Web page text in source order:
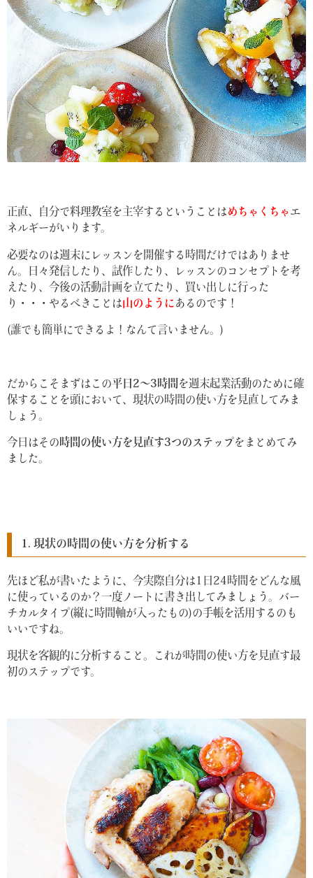
正直、自分で料理教室を主宰するということはめちゃくちゃエ
ネルギーがいります。
必要なのは週末にレッスンを開催する時間だけではありませ
ん。日々発信したり、試作したり、レッスンのコンセプトを考
えたり、今後の活動計画を立てたり、買い出しに行った
り・・・やるべきことは山のようにあるのです！
(誰でも簡単にできるよ！なんて言いません。)
だからこそまずはこの平日2〜3時間 を週末起業活動のために確
保することを頭において、現状の時間の使い方を見直してみま
しょう。
今日はその時間の使い方を見直す3つのステップ をまとめてみ
ました。
1. 現状の時間の使い方を分析する
先ほど私が書いたように、今実際自分は1日24時間をどんな風
に使っているのか？一度ノートに書き出してみましょう。バー
チカルタイプ(縦に時間軸が入ったもの)の手帳を活用するのも
いいですね。
現状を客観的に分析すること。これが時間の使い方を見直す最
初のステップです。